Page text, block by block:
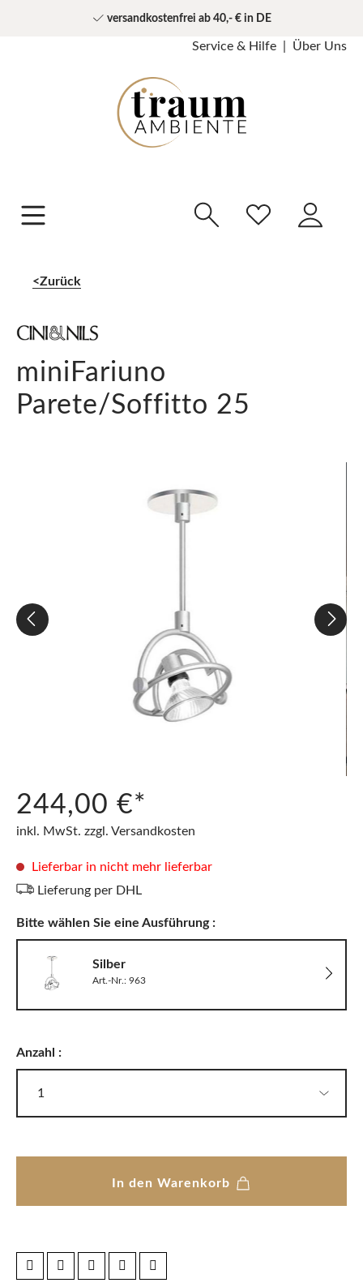
versandkostenfrei ab 40,- € in DE
Service & Hilfe Über Uns
Zurück
miniFariuno
Parete/Soffitto 25
244,00 €*
inkl. MwSt. zzgl. Versandkosten
Lieferbar in nicht mehr lieferbar
Lieferung per DHL
Bitte wählen Sie eine Ausführung :
Silber
Art.-Nr.: 963
Anzahl :
In den Warenkorb